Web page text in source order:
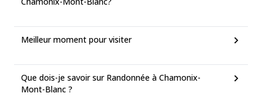
Meilleur moment pour visiter
Que dois-je savoir sur Randonnée à Chamonix-
Mont-Blanc ?